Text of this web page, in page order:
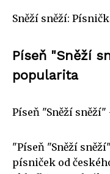
Sněží sněží:
Píseň "Sněží
popularita
Píseň "Sněží
"Píseň "Sněží
písniček od